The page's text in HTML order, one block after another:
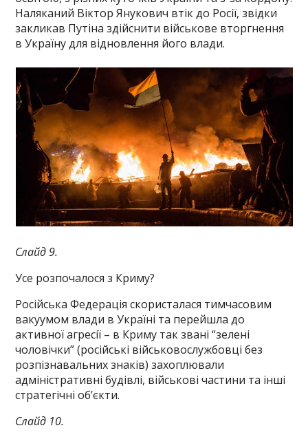
Наляканий Віктор Янукович втік до Росії, звідки
закликав Путіна здійснити військове вторгнення
в Україну для відновлення його влади.
Слайд 9.
Усе розпочалося з Криму?
Російська Федерація скористалася тимчасовим
вакуумом влади в Україні та перейшла до
активної агресії – в Криму так звані “зелені
чоловічки” (російські військовослужбовці без
розпізнавальних знаків) захоплювали
адміністративні будівлі, військові частини та інші
стратегічні об’єкти.
Слайд 10.